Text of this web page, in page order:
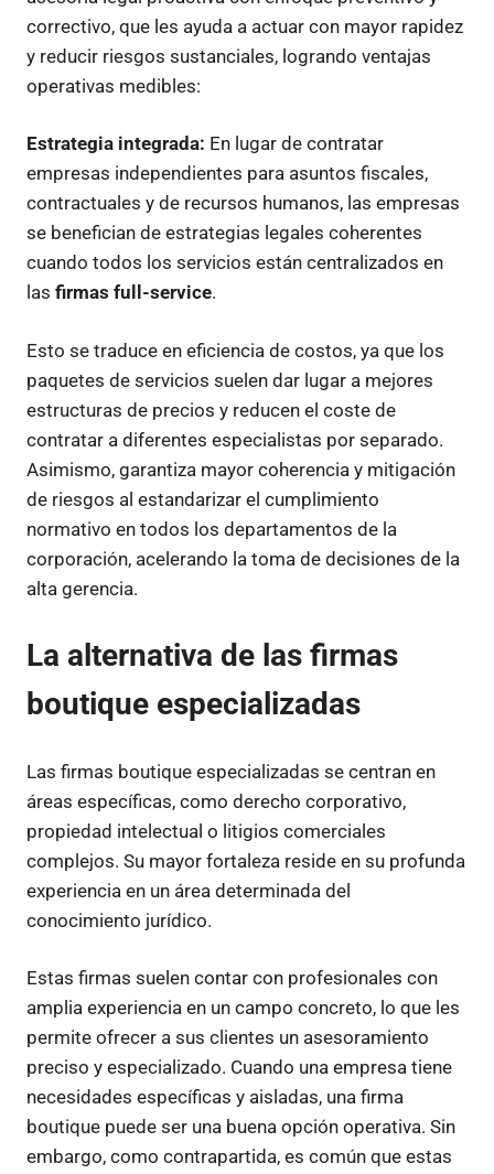
correctivo, que les ayuda a actuar con mayor rapidez
y reducir riesgos sustanciales, logrando ventajas
operativas medibles:
Estrategia integrada: En lugar de contratar
empresas independientes para asuntos fiscales,
contractuales y de recursos humanos, las empresas
se benefician de estrategias legales coherentes
cuando todos los servicios están centralizados en
las firmas full-service.
Esto se traduce en eficiencia de costos, ya que los
paquetes de servicios suelen dar lugar a mejores
estructuras de precios y reducen el coste de
contratar a diferentes especialistas por separado.
Asimismo, garantiza mayor coherencia y mitigación
de riesgos al estandarizar el cumplimiento
normativo en todos los departamentos de la
corporación, acelerando la toma de decisiones de la
alta gerencia.
La alternativa de las firmas
boutique especializadas
Las firmas boutique especializadas se centran en
áreas específicas, como derecho corporativo,
propiedad intelectual o litigios comerciales
complejos. Su mayor fortaleza reside en su profunda
experiencia en un área determinada del
conocimiento jurídico.
Estas firmas suelen contar con profesionales con
amplia experiencia en un campo concreto, lo que les
permite ofrecer a sus clientes un asesoramiento
preciso y especializado. Cuando una empresa tiene
necesidades específicas y aisladas, una firma
boutique puede ser una buena opción operativa. Sin
embargo, como contrapartida, es común que estas